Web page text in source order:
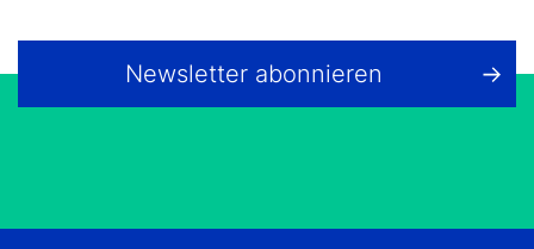
Newsletter abonnieren